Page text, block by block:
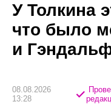
У Толкина
что было
и
08.08.2026
13:28